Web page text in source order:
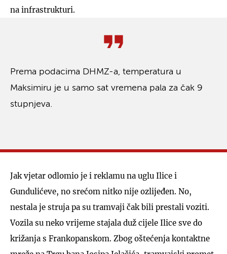
na infrastrukturi.
Prema podacima DHMZ-a, temperatura u
Maksimiru je u samo sat vremena pala za čak 9
stupnjeva.
Jak vjetar odlomio je i reklamu na uglu Ilice i
Gundulićeve, no srećom nitko nije ozlijeđen. No,
nestala je struja pa su tramvaji čak bili prestali voziti.
Vozila su neko vrijeme stajala duž cijele Ilice sve do
križanja s Frankopanskom. Zbog oštećenja kontaktne